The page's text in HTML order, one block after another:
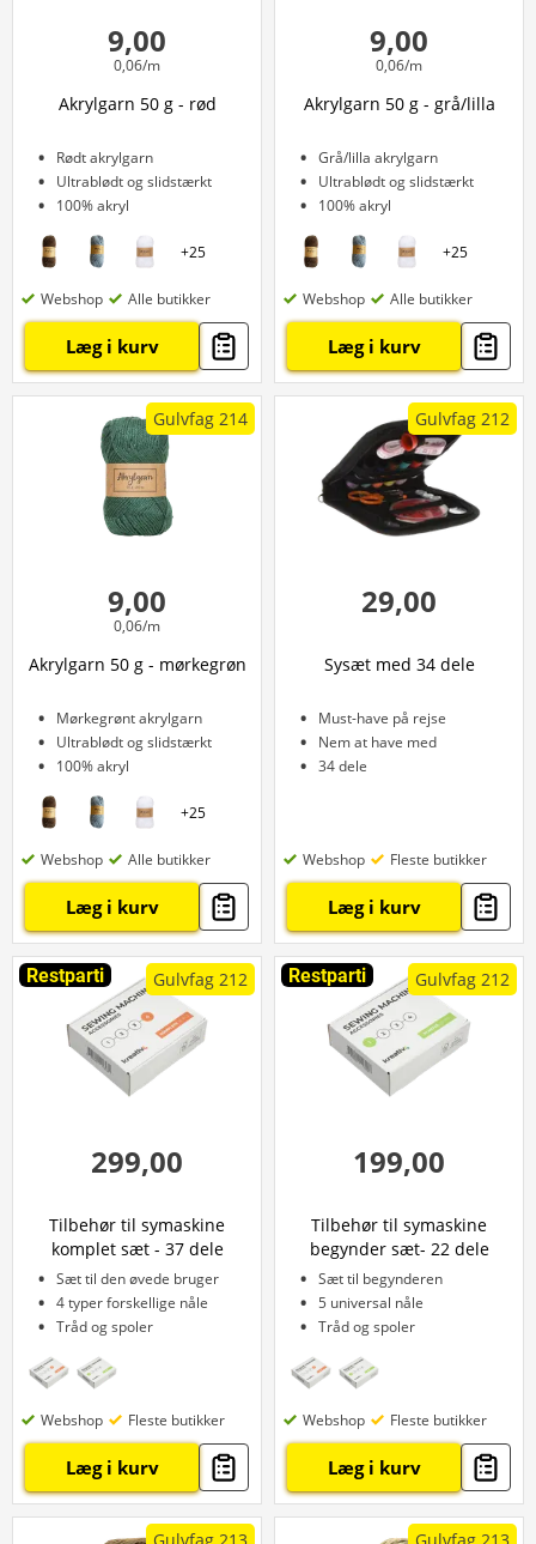
9,00
0,06/m
Akrylgarn 50 g - rød
Rødt akrylgarn
Ultrablødt og slidstærkt
100% akryl
+25
Webshop Alle butikker
Læg i kurv
9,00
0,06/m
Akrylgarn 50 g - grå/lilla
Grå/lilla akrylgarn
Ultrablødt og slidstærkt
100% akryl
+25
Webshop Alle butikker
Læg i kurv
Gulvfag 214
9,00
0,06/m
Akrylgarn 50 g - mørkegrøn
Mørkegrønt akrylgarn
Ultrablødt og slidstærkt
100% akryl
+25
Webshop Alle butikker
Læg i kurv
Gulvfag 212
29,00
Sysæt med 34 dele
Must-have på rejse
Nem at have med
34 dele
Webshop Fleste butikker
Læg i kurv
Restparti Gulvfag 212
299,00
Tilbehør til symaskine
komplet sæt - 37 dele
Sæt til den øvede bruger
4 typer forskellige nåle
Tråd og spoler
Webshop Fleste butikker
Læg i kurv
Restparti Gulvfag 212
199,00
Tilbehør til symaskine
begynder sæt- 22 dele
Sæt til begynderen
5 universal nåle
Tråd og spoler
Webshop Fleste butikker
Læg i kurv